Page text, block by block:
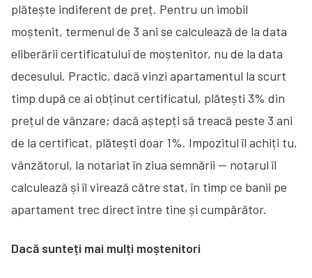
plătește indiferent de preț. Pentru un imobil
moștenit, termenul de 3 ani se calculează de la data
eliberării certificatului de moștenitor, nu de la data
decesului. Practic, dacă vinzi apartamentul la scurt
timp după ce ai obținut certificatul, plătești 3% din
prețul de vânzare; dacă aștepți să treacă peste 3 ani
de la certificat, plătești doar 1%. Impozitul îl achiți tu,
vânzătorul, la notariat în ziua semnării — notarul îl
calculează și îl virează către stat, în timp ce banii pe
apartament trec direct între tine și cumpărător.
Dacă sunteți mai mulți moștenitori